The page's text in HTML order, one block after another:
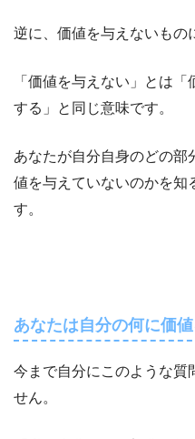
逆に、価値を与えないもの
「価値を与えない」とは
する」と同じ意味です。
あなたが自分自身のどの部
値を与えていないのかを知
す。
あなたは自分の何に価
今まで自分にこのような質
せん。